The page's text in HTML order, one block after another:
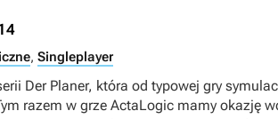
, Singleplayer
Der Planer, która od typowej gry
razem w grze ActaLogic mamy okazję